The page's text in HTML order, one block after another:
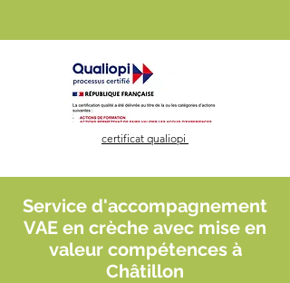
certificat qualiopi
Service d'accompagnement
VAE en crèche avec mise en
valeur compétences à
Châtillon